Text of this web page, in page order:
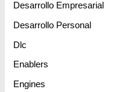
Desarrollo Empresarial
Desarrollo Personal
Dlc
Enablers
Engines